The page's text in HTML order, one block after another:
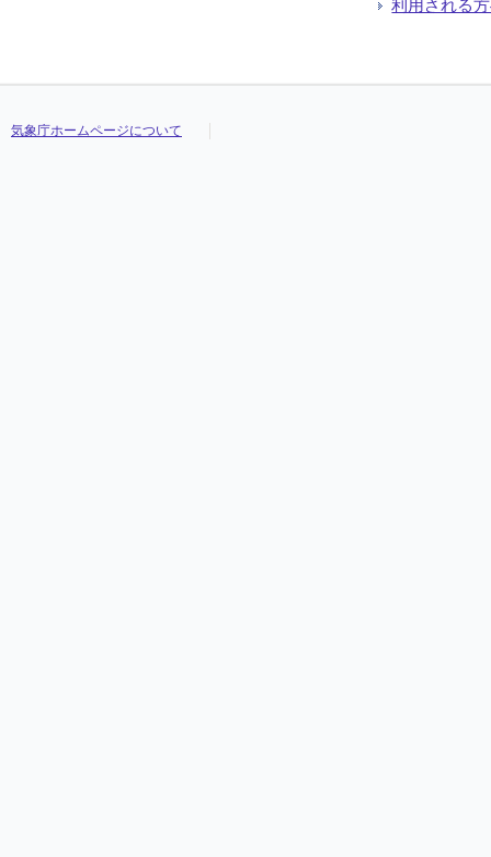
利用される
気象庁ホームページについて